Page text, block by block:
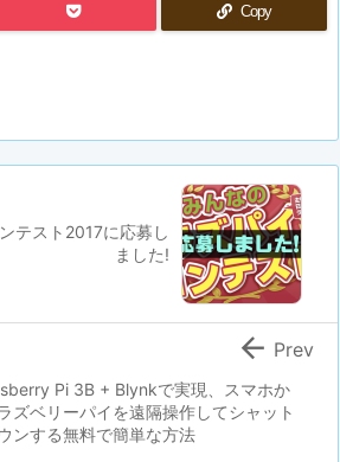
Copy
テスト2017に応募し
ました!
Pi 3B + Blynkで実現、スマホか
ズベリーパイを遠隔操作してシャット
ンする無料で簡単な方法
 Prev